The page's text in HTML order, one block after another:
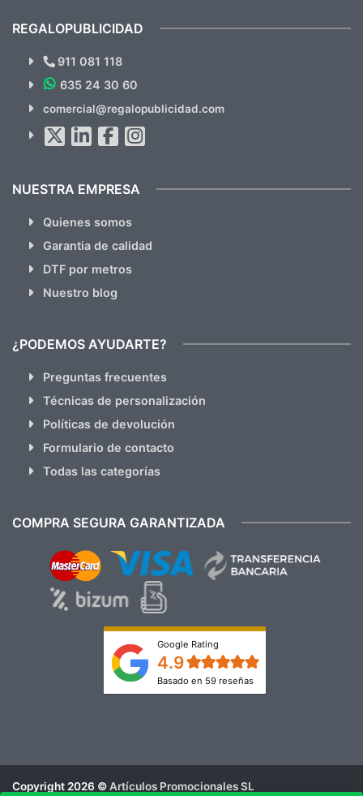
¿Quieres ver nuestras últimas
Novedades y Ofertas?
hacemos Spam)
REGALOPUBLICIDAD
911 081 118
635 24 30 60
comercial@regalopublicidad.com
NUESTRA EMPRESA
Quienes somos
Garantia de calidad
DTF por metros
Nuestro blog
¿PODEMOS AYUDARTE?
Preguntas frecuentes
Técnicas de personalización
Políticas de devolución
Formulario de contacto
Todas las categorías
COMPRA SEGURA GARANTIZADA
Google Rating
4.9
Basado en 59 reseñas
Copyright 2026 ©Artículos Promocionales SL